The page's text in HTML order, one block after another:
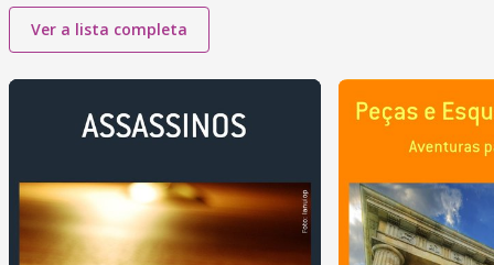
Ver a lista completa